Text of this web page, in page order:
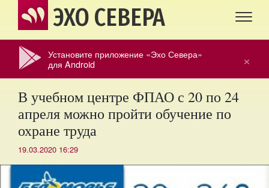
ЭХО СЕВЕРА
×
Установите приложение «Эхо Севера»
для Android
В учебном центре ФПАО с 20 по 24
апреля можно пройти обучение по
охране труда
19.03.2020 16:29